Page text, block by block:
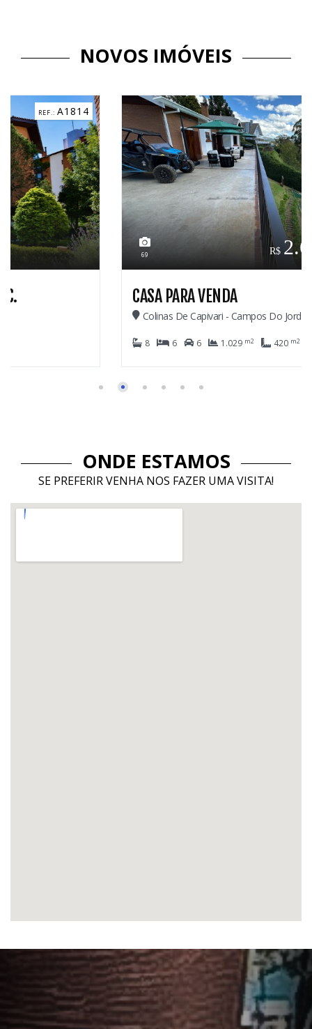
NOVOS IMÓVEIS
C3184
2.600.000,00
69
Colinas De Capivari - Campos Do Jordão
1.029m2 420 m2
ONDE ESTAMOS
SE PREFERIR VENHA NOS FAZER UMA VISITA!